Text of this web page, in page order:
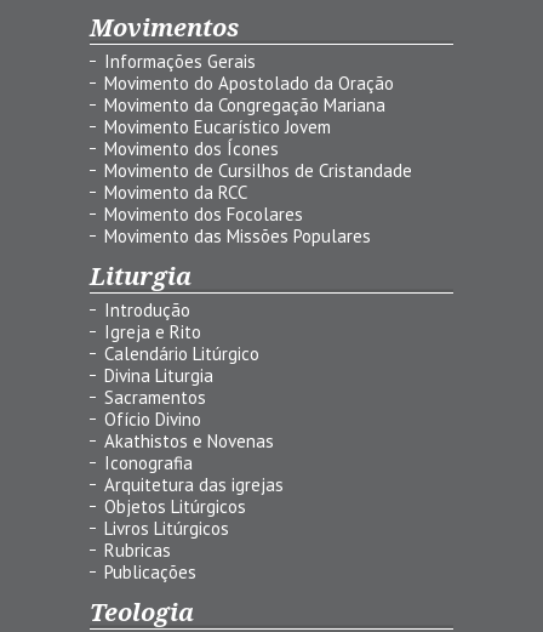
Movimentos
Informações Gerais
Movimento do Apostolado da Oração
Movimento da Congregação Mariana
Movimento Eucarístico Jovem
Movimento dos Ícones
Movimento de Cursilhos de Cristandade
Movimento da RCC
Movimento dos Focolares
Movimento das Missões Populares
Liturgia
Introdução
Igreja e Rito
Calendário Litúrgico
Divina Liturgia
Sacramentos
Ofício Divino
Akathistos e Novenas
Iconografia
Arquitetura das igrejas
Objetos Litúrgicos
Livros Litúrgicos
Rubricas
Publicações
Teologia